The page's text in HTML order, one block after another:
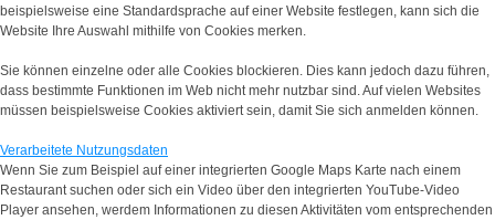
beispielsweise eine Standardsprache auf einer Website festlegen, kann sich die
Website Ihre Auswahl mithilfe von Cookies merken.
Sie können einzelne oder alle Cookies blockieren. Dies kann jedoch dazu führen,
dass bestimmte Funktionen im Web nicht mehr nutzbar sind. Auf vielen Websites
müssen beispielsweise Cookies aktiviert sein, damit Sie sich anmelden können.
Verarbeitete Nutzungsdaten
Wenn Sie zum Beispiel auf einer integrierten Google Maps Karte nach einem
Restaurant suchen oder sich ein Video über den integrierten YouTube-Video
Player ansehen, werdem Informationen zu diesen Aktivitäten vom entsprechenden